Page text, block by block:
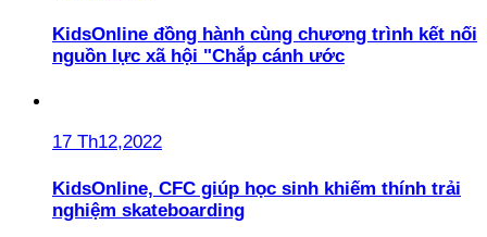
KidsOnline đồng hành cùng chương trình kết nối
nguồn lực xã hội "Chắp cánh ước
17 Th12,2022
KidsOnline, CFC giúp học sinh khiếm thính trải
nghiệm skateboarding